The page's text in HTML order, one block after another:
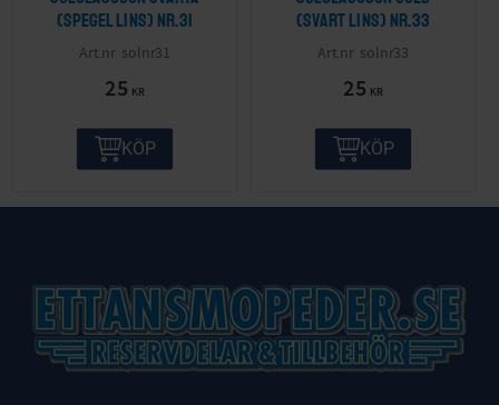
(spegel lins) nr.31
solnr31
25 KR
KÖP
(svart lins) nr.33
solnr33
25 KR
KÖP